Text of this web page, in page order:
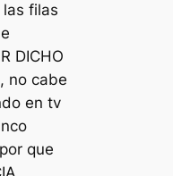
filas
DICHO
no cabe
en tv
que